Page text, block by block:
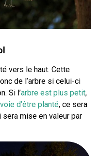
vers le haut. Cette
de l’arbre si celui-ci
Si l’arbre est plus petit,
d’être planté, ce sera
mise en valeur par